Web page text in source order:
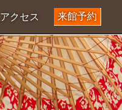
アクセス 来館予約